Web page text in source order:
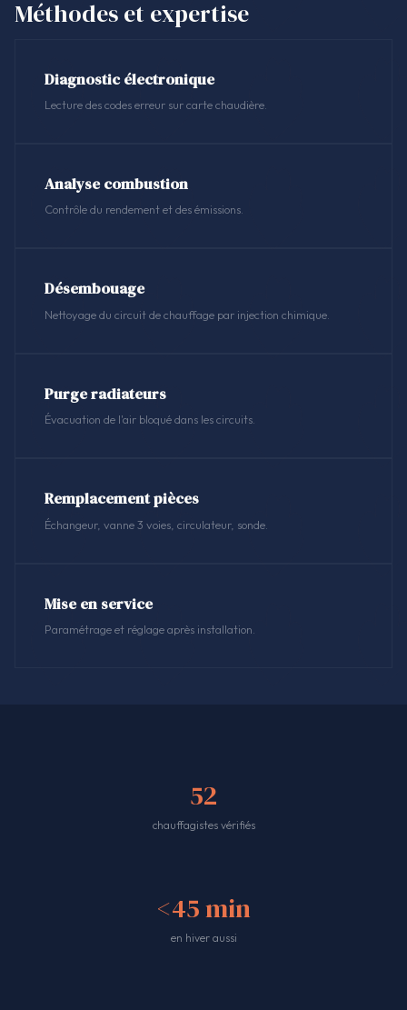
Méthodes et expertise
Diagnostic électronique
Lecture des codes erreur sur carte chaudière.
Analyse combustion
Contrôle du rendement et des émissions.
Désembouage
Nettoyage du circuit de chauffage par injection chimique.
Purge radiateurs
Évacuation de l'air bloqué dans les circuits.
Remplacement pièces
Échangeur, vanne 3 voies, circulateur, sonde.
Mise en service
Paramétrage et réglage après installation.
52
chauffagistes vérifiés
<45 min
en hiver aussi